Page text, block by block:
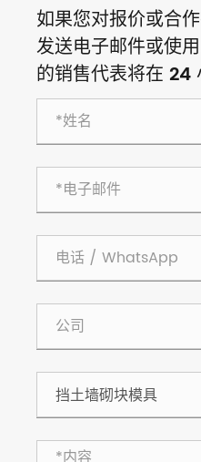
如果您对报价或合
发送电子邮件或使
的销售代表将在 24